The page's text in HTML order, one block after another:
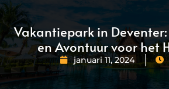
Vakantiepark in
en Avontuur voor het
januari 11, 2024